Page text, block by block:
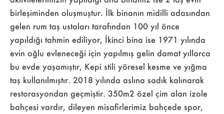
birleşiminden oluşmuştur. İlk binanın midilli adasından
gelen rum taş ustaları tarafından 100 yıl önce
yapıldığı tahmin ediliyor, İkinci bina ise 1971 yılında
evin oğlu evleneceği için yapılmış gelin damat yıllarca
bu evde yaşamıştır, Kepi stili yöresel kesme ve yığma
taş kullanılmıştır. 2018 yılında aslına sadık kalınarak
restorasyondan geçmiştir. 350m2 özel çim alan izole
bahçesi vardır, dileyen misafirlerimiz bahçede spor,